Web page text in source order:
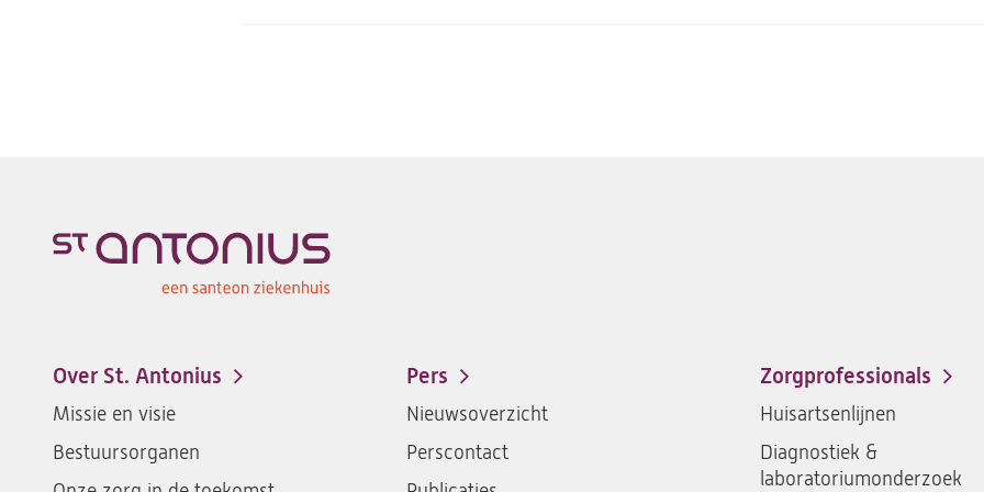
Footer-
menu
Over St. Antonius
Missie en visie
Bestuursorganen
Pers
Nieuwsoverzicht
Perscontact
Zorgprofessionals
Huisartsenlijnen
Diagnostiek &
laboratoriumonderzoek